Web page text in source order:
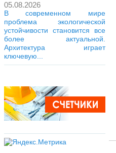
05.08.2026
В современном мире
проблема экологической
устойчивости становится все
более актуальной.
Архитектура играет
ключевую...